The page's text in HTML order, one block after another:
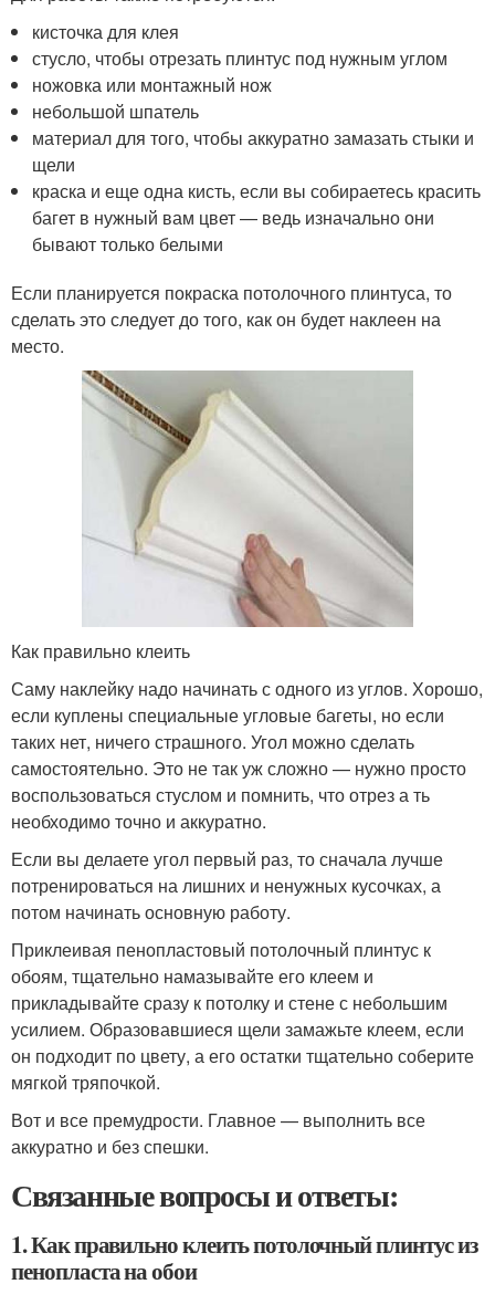
кисточка для клея
стусло, чтобы отрезать плинтус под нужным углом
ножовка или монтажный нож
небольшой шпатель
материал для того, чтобы аккуратно замазать стыки и
щели
краска и еще одна кисть, если вы собираетесь красить
багет в нужный вам цвет — ведь изначально они
бывают только белыми
Если планируется покраска потолочного плинтуса, то
сделать это следует до того, как он будет наклеен на
место.
Как правильно клеить
Саму наклейку надо начинать с одного из углов. Хорошо,
если куплены специальные угловые багеты, но если
таких нет, ничего страшного. Угол можно сделать
самостоятельно. Это не так уж сложно — нужно просто
воспользоваться стуслом и помнить, что отрез а ть
необходимо точно и аккуратно.
Если вы делаете угол первый раз, то сначала лучше
потренироваться на лишних и ненужных кусочках, а
потом начинать основную работу.
Приклеивая пенопластовый потолочный плинтус к
обоям, тщательно намазывайте его клеем и
прикладывайте сразу к потолку и стене с небольшим
усилием. Образовавшиеся щели замажьте клеем, если
он подходит по цвету, а его остатки тщательно соберите
мягкой тряпочкой.
Вот и все премудрости. Главное — выполнить все
аккуратно и без спешки.
Связанные вопросы и ответы:
1. Как правильно клеить потолочный плинтус из
пенопласта на обои